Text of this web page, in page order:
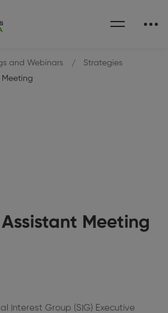
Meeting
and Webinars
Strategies
Meeting
Interest Group (SIG) Executive